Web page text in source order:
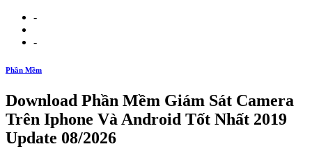
-
-
Phần Mềm
Download Phần Mềm Giám Sát Camera
Trên Iphone Và Android Tốt Nhất 2019
Update 08/2026